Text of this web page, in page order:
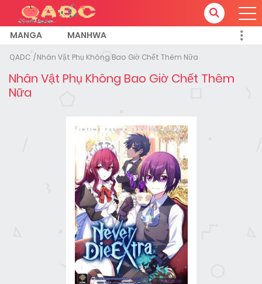
MANGA MANHWA
QADC Nhân Vật Phụ Không Bao Giờ Chết Thêm Nữa
Nhân Vật Phụ Không Bao Giờ Chết Thêm
Nữa